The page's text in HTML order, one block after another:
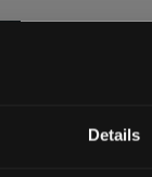
Details
Bam!